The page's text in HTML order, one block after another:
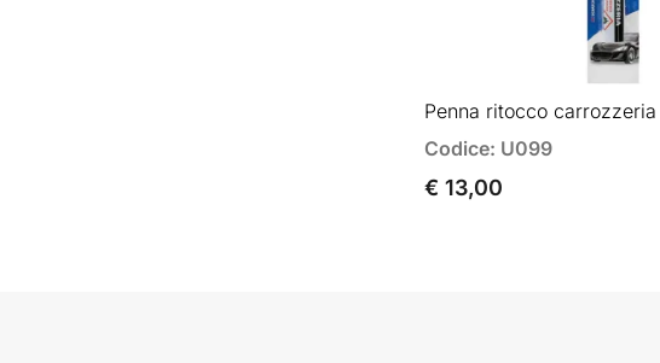
Penna ritocco carrozzeria
Codice: U099
€ 13,00